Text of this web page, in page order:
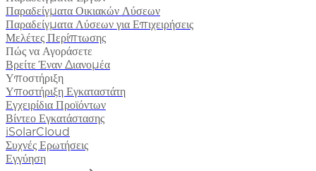
Παραδείγματα Οικιακών Λύσεων
Παραδείγματα Λύσεων για Επιχειρήσεις
Μελέτες Περίπτωσης
Πώς να Αγοράσετε
Βρείτε Έναν Διανομέα
Υποστήριξη
Υποστήριξη Εγκαταστάτη
Εγχειρίδια Προϊόντων
Βίντεο Εγκατάστασης
iSolarCloud
Συχνές Ερωτήσεις
Εγγύηση